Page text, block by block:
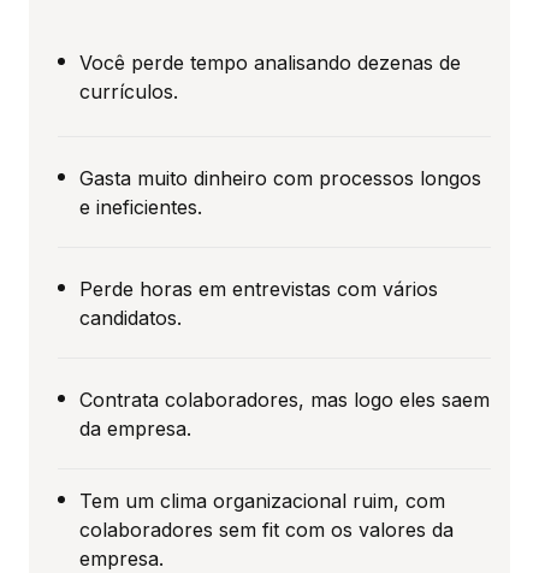
Você perde tempo analisando dezenas de
currículos.
Gasta muito dinheiro com processos longos
e ineficientes.
Perde horas em entrevistas com vários
candidatos.
Contrata colaboradores, mas logo eles saem
da empresa.
Tem um clima organizacional ruim, com
colaboradores sem fit com os valores da
empresa.